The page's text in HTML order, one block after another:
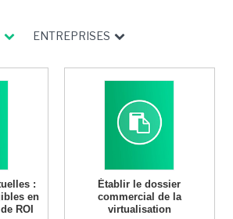
ENTREPRISES
:
en
ROI
Établir le dossier
commercial de la
virtualisation